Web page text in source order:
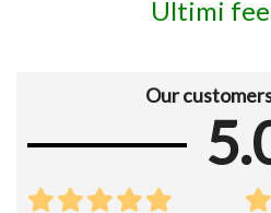
Ultimi
Our